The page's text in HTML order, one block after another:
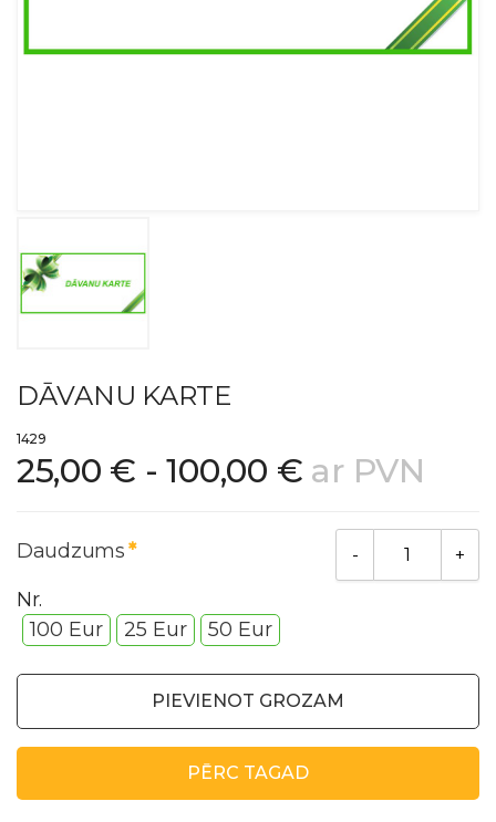
DĀVANU KARTE
1429
25,00 € - 100,00 € ar PVN
Daudzums
Nr.
100 Eur
25 Eur 50 Eur
PIEVIENOT GROZAM
PĒRC TAGAD